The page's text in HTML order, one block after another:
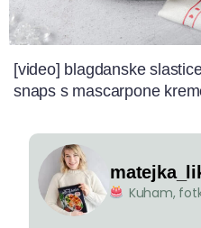
[video] blagdanske
snaps s mascarpone
Kuham,